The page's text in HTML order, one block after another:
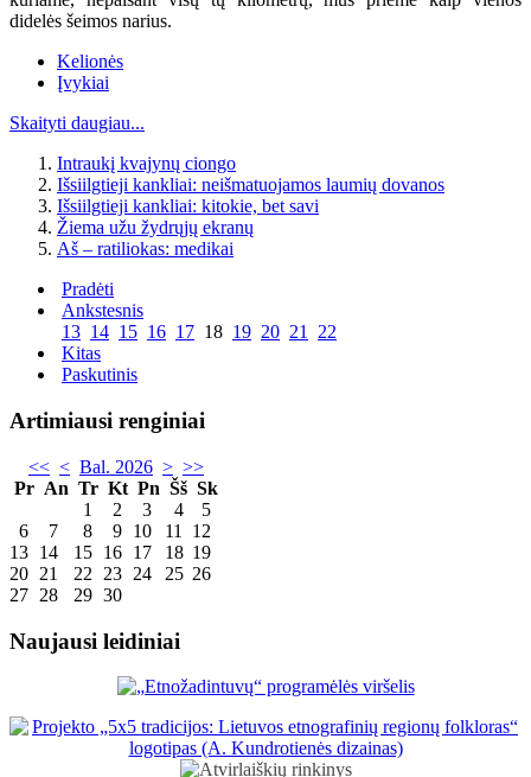
didelės šeimos narius.
Kelionės
Įvykiai
Skaityti daugiau...
Intraukį kvajynų ciongo
Išsiilgtieji kankliai: neišmatuojamos laumių dovanos
Išsiilgtieji kankliai: kitokie, bet savi
Žiema užu žydrųjų ekranų
Aš – ratiliokas: medikai
Pradėti
Ankstesnis
13 14 15 16 17 18 19 20 21 22
Kitas
Paskutinis
Artimiausi renginiai
<< < Bal. 2026 > >>
Pr An Tr Kt Pn Šš Sk
1
2 3 4
5
6
7 8 9 10 11
12
13 14 15 16 17 18 19
20 21 22 23 24 25 26
27 28 29 30
Naujausi leidiniai